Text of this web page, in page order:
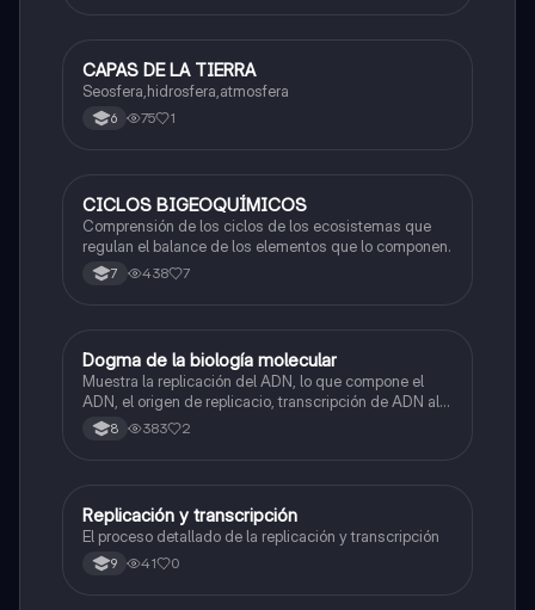
Biologia
CAPAS DE LA TIERRA
Seosfera,hidrosfera,atmosfera
6 75 1
Biologia
CICLOS BIGEOQUÍMICOS
Comprensión de los ciclos de los ecosistemas que
regulan el balance de los elementos que lo componen.
7 438 7
Biologia
Dogma de la biología molecular
Muestra la replicación del ADN, lo que compone el
ADN, el origen de replicacio, transcripción de ADN al
ARN y traducción de ARN a proteína.
8 383 2
Biologia
Replicación y transcripción
El proceso detallado de la replicación y transcripción
9 41 0